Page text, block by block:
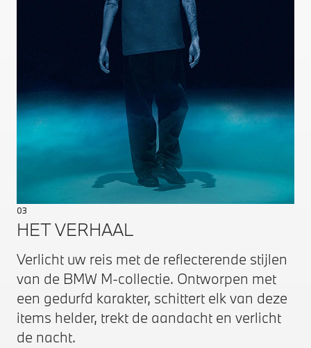
03
HET VERHAAL
Verlicht uw reis met de reflecterende stijlen
van de BMW M-collectie. Ontworpen met
een gedurfd karakter, schittert elk van deze
items helder, trekt de aandacht en verlicht
de nacht.